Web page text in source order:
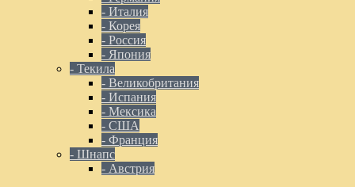
- Италия
- Корея
- Россия
- Япония
- Текила
- Великобритания
- Испания
- Мексика
- США
- Франция
- Шнапс
- Австрия